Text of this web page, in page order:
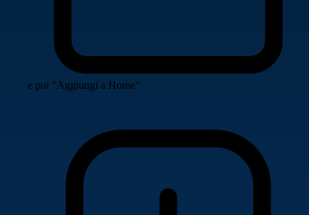
e poi "Aggiungi a Home"